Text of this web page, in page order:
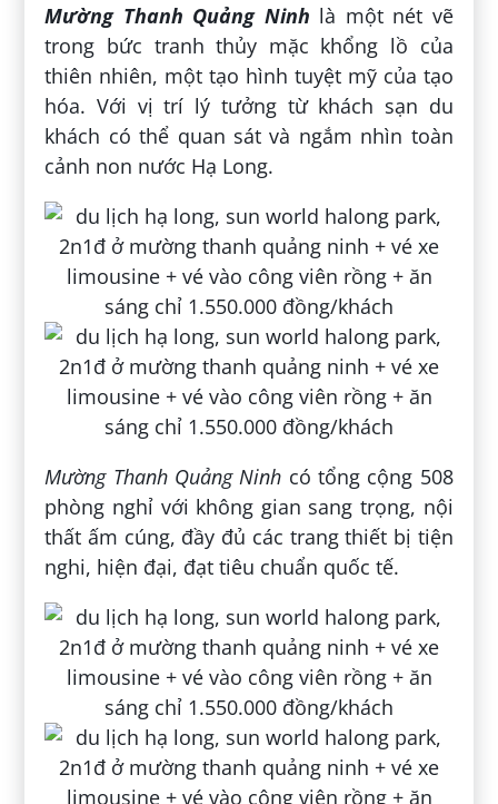
Mường Thanh Quảng Ninh là một nét vẽ
trong bức tranh thủy mặc khổng lồ của
thiên nhiên, một tạo hình tuyệt mỹ của tạo
hóa. Với vị trí lý tưởng từ khách sạn du
khách có thể quan sát và ngắm nhìn toàn
cảnh non nước Hạ Long.
Mường Thanh Quảng Ninh có tổng cộng 508
phòng nghỉ với không gian sang trọng, nội
thất ấm cúng, đầy đủ các trang thiết bị tiện
nghi, hiện đại, đạt tiêu chuẩn quốc tế.